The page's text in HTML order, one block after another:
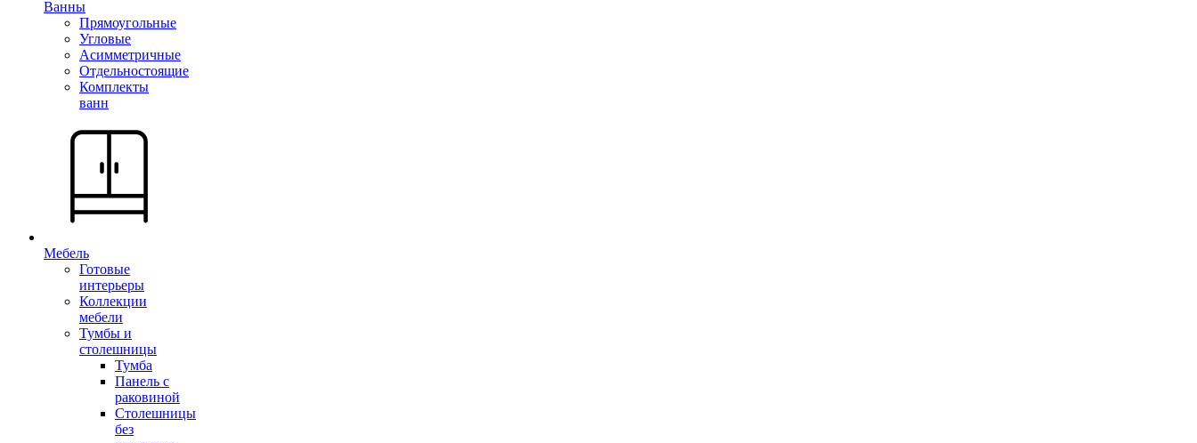
Ванны
Прямоугольные
Угловые
Асимметричные
Отдельностоящие
Комплекты
ванн
Мебель
Готовые
интерьеры
Коллекции
мебели
Тумбы и
столешницы
Тумба
Панель с
раковиной
Столешницы
без